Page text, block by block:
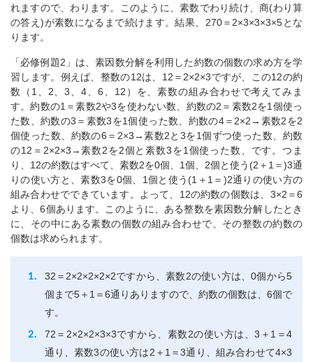
れますので、わります。このように、素数でわり続け、商(わり算
の答え)が素数になるまで続けます。結果、270＝2×3×3×3×5とな
ります。
「必修例題2」は、素因数分解を利用した約数の個数の求め方を学
習します。例えば、整数の12は、12＝2×2×3ですが、この12の約
数（1、2、3、4、6、12）を、素数の組み合わせで考えてみま
す。約数の1＝素数2や3を使わない数、約数の2＝素数2を1個使っ
た数、約数の3＝素数3を1個使った数、約数の4＝2×2→素数2を2
個使った数、約数の6＝2×3→素数2と3を1個ずつ使った数、約数
の12＝2×2×3→素数2を2個と素数3を1個使った数、です。つま
り、12の約数はすべて、素数2を0個、1個、2個と使う(2＋1＝)3通
りの使い方と、素数3を0個、1個と使う(1＋1＝)2通りの使い方の
組み合わせでできています。よって、12の約数の個数は、3×2＝6
より、6個あります。このように、ある整数を素因数分解したとき
に、その中にある素数の個数の組み合わせで、その整数の約数の
個数は求められます。
32＝2×2×2×2×2ですから、素数2の使い方は、0個から5
個まで5＋1＝6通りありますので、約数の個数は、6個で
す。
72＝2×2×2×3×3ですから、素数2の使い方は、3＋1＝4
通り、素数3の使い方は2＋1＝3通り、組み合わせて4×3